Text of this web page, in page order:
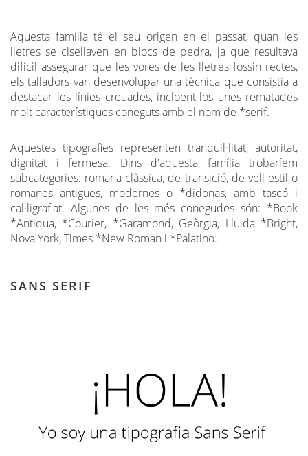
Aquesta família té el seu origen en el passat, quan les
lletres se cisellaven en blocs de pedra, ja que resultava
difícil assegurar que les vores de les lletres fossin rectes,
els talladors van desenvolupar una tècnica que consistia a
destacar les línies creuades, incloent-los unes rematades
molt característiques coneguts amb el nom de *serif.
Aquestes tipografies representen tranquil·litat, autoritat,
dignitat i fermesa. Dins d'aquesta família trobaríem
subcategories: romana clàssica, de transició, de vell estil o
romanes antigues, modernes o *didonas, amb tascó i
cal·ligrafiat. Algunes de les més conegudes són: *Book
*Antiqua, *Courier, *Garamond, Geòrgia, Lluïda *Bright,
Nova York, Times *New Roman i *Palatino.
SANS SERIF